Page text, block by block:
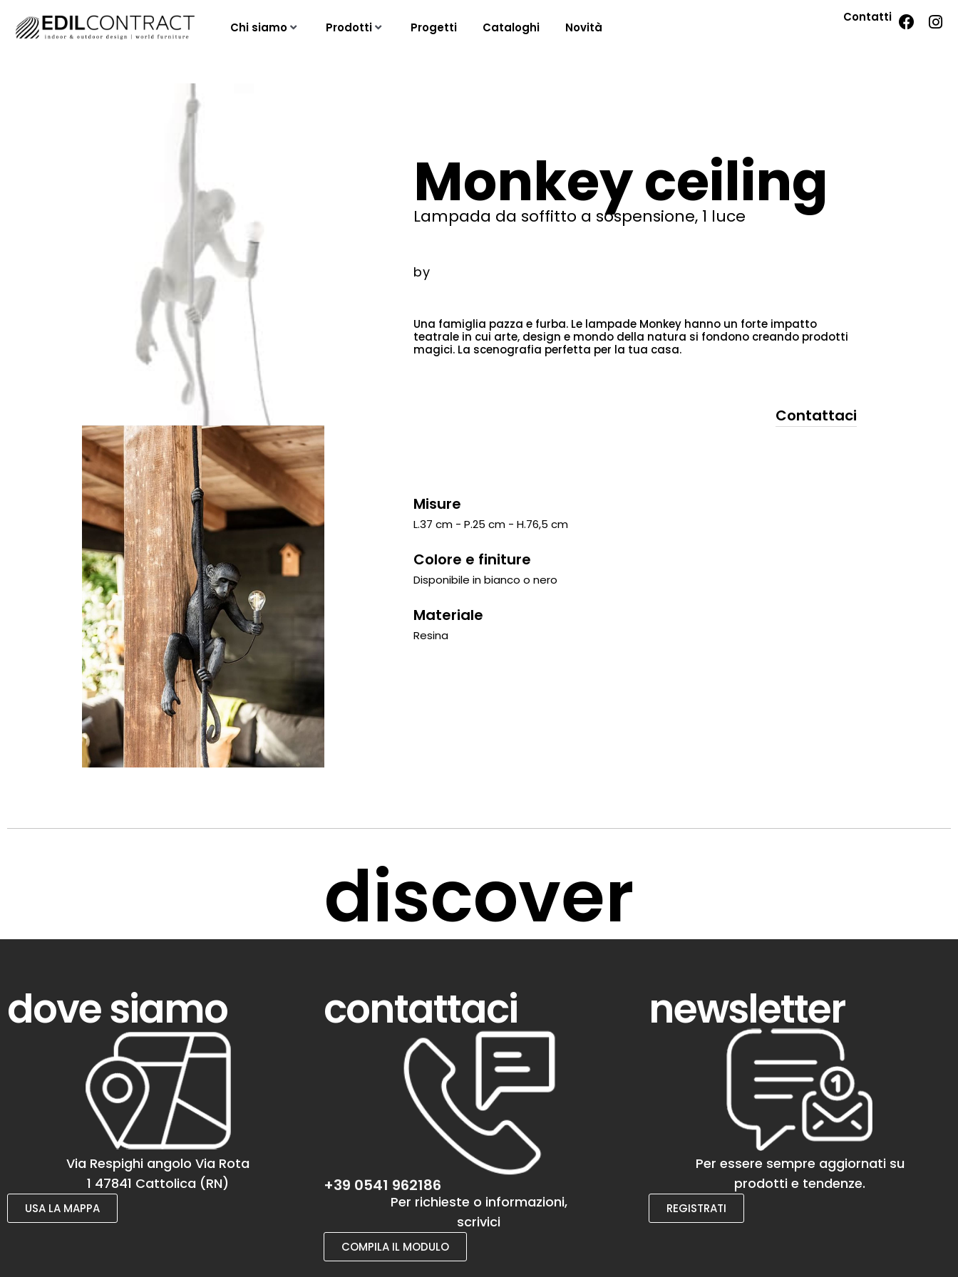
Chi siamo Prodotti Progetti Cataloghi Novità
Contatti
Monkey ceiling
Lampada da soffitto a sospensione, 1 luce
by
Una famiglia pazza e furba. Le lampade Monkey hanno un forte impatto
teatrale in cui arte, design e mondo della natura si fondono creando prodotti
magici. La scenografia perfetta per la tua casa.
Contattaci
Misure
L.37 cm - P.25 cm - H.76,5 cm
Colore e finiture
Disponibile in bianco o nero
Materiale
Resina
discover
dove siamo
Via Respighi angolo Via Rota
1 47841 Cattolica (RN)
USA LA MAPPA
contattaci
+39 0541 962186
Per richieste o informazioni,
scrivici
COMPILA IL MODULO
newsletter
Per essere sempre aggiornati su
prodotti e tendenze.
REGISTRATI